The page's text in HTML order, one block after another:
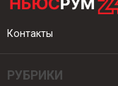
Контакты
РУБРИКИ